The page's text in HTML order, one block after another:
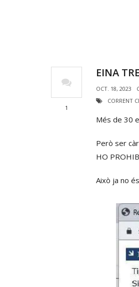
EINA
OCT. 18, 2023
1
CORRENT
Més de 30
Però ser
HO
Això ja no